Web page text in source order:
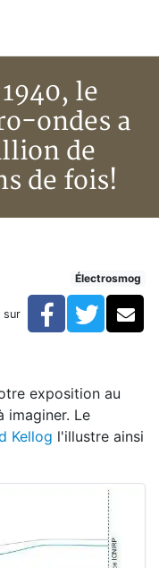
le
ondes a
de
de fois!
micro-
1940, le
Électrosmog
sur Facebook
exposition au
imaginer. Le
Kellog l'illustre ainsi